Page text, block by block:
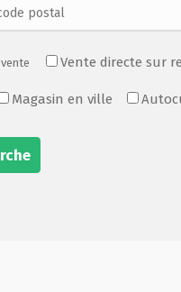
Vente directe sur
Magasin en ville